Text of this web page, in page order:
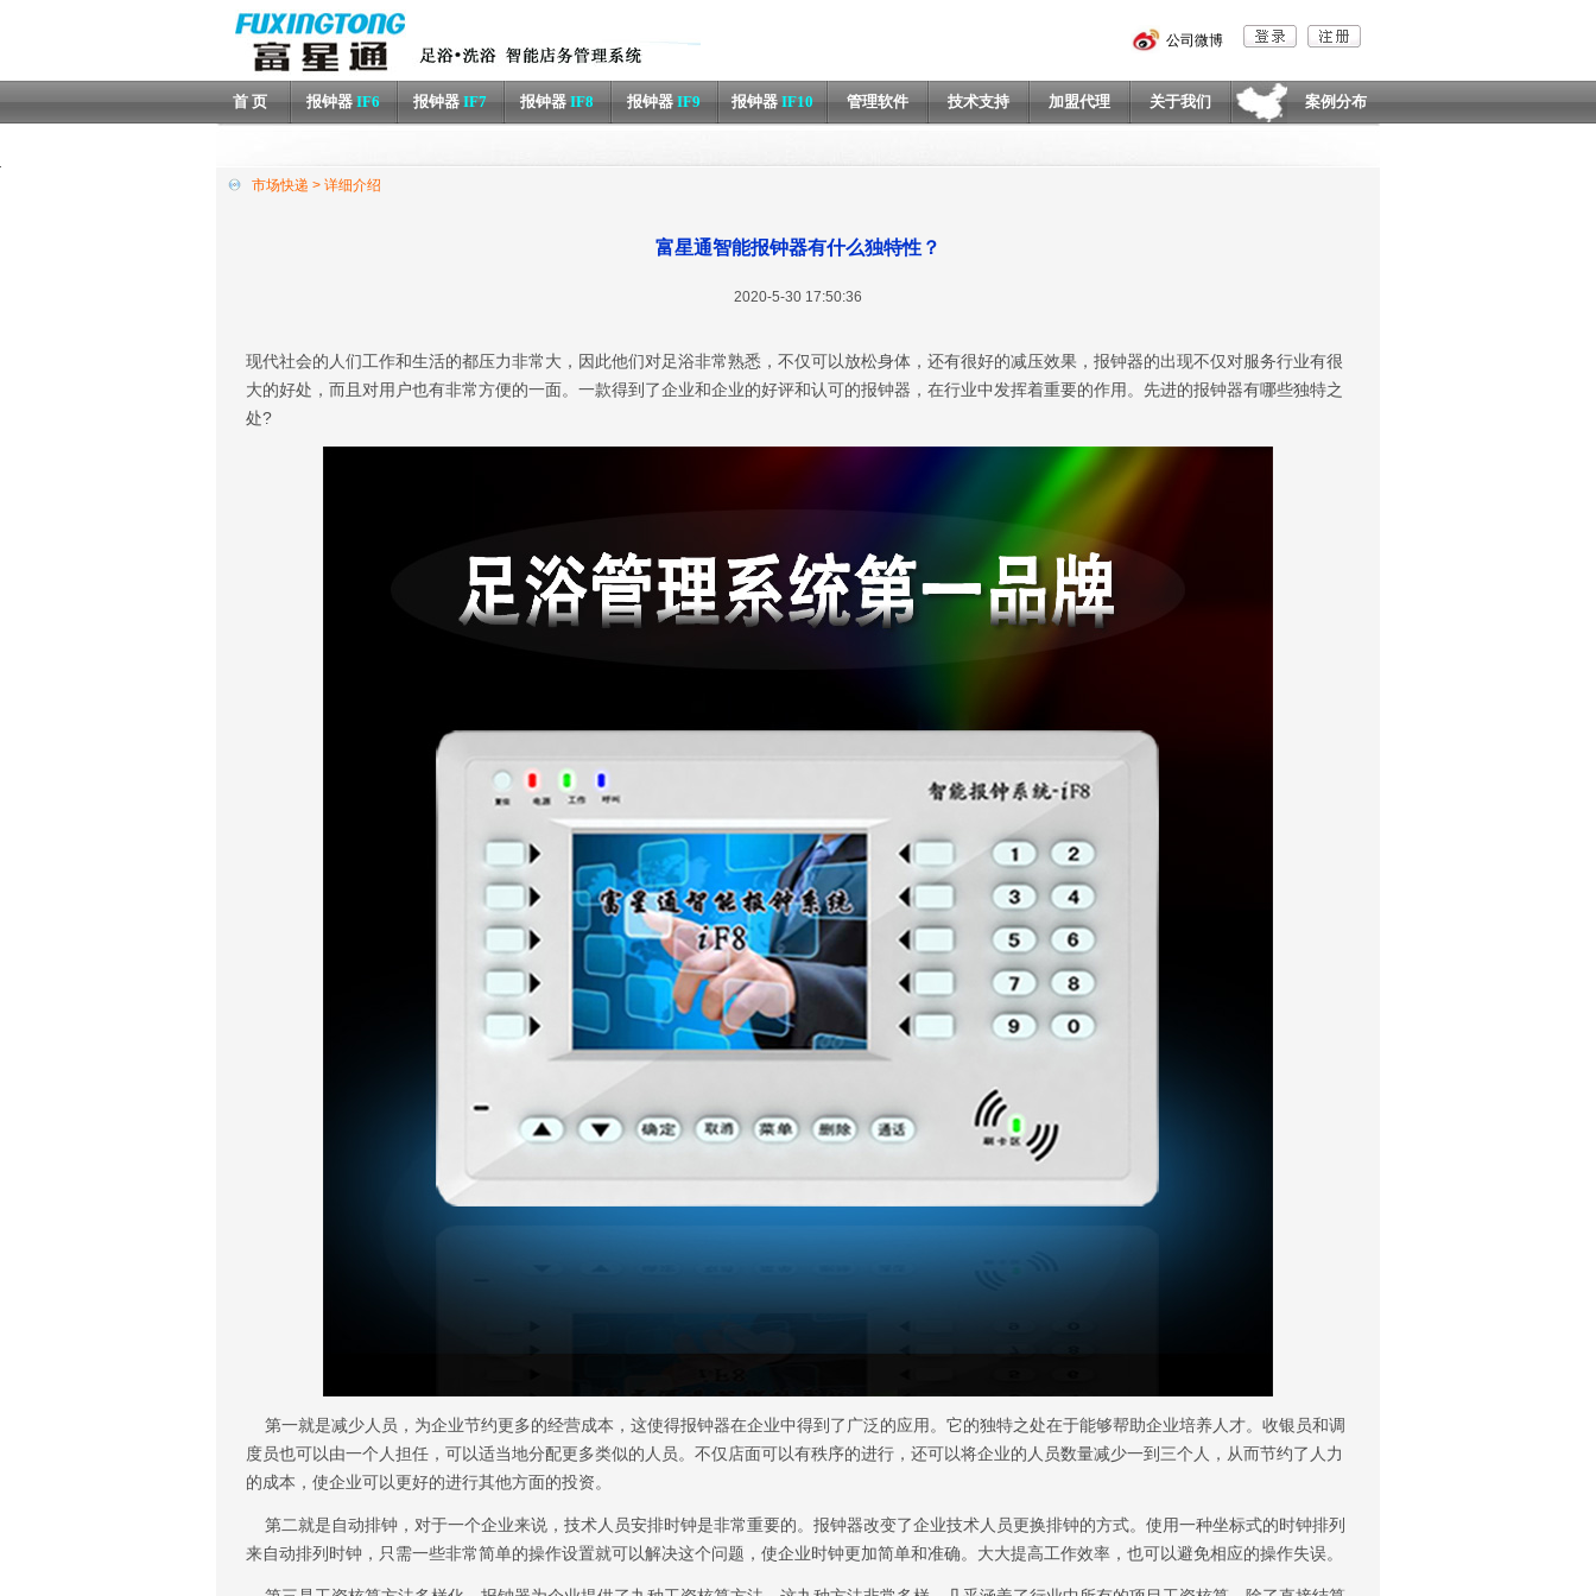
公司微博
首 页 报钟器IF6 报钟器IF7 报钟器IF8 报钟器IF9 报钟器IF10 管理软件 技术支持 加盟代理 关于我们 案例分布
市场快递 > 详细介绍
富星通智能报钟器有什么独特性？
2020-5-30 17:50:36
现代社会的人们工作和生活的都压力非常大，因此他们对足浴非常熟悉，不仅可以放松身体，还有很好的减压效果，报钟器的出现不仅对服务行业有很
大的好处，而且对用户也有非常方便的一面。一款得到了企业和企业的好评和认可的报钟器，在行业中发挥着重要的作用。先进的报钟器有哪些独特之
处?
第一就是减少人员，为企业节约更多的经营成本，这使得报钟器在企业中得到了广泛的应用。它的独特之处在于能够帮助企业培养人才。收银员和调
度员也可以由一个人担任，可以适当地分配更多类似的人员。不仅店面可以有秩序的进行，还可以将企业的人员数量减少一到三个人，从而节约了人力
的成本，使企业可以更好的进行其他方面的投资。
第二就是自动排钟，对于一个企业来说，技术人员安排时钟是非常重要的。报钟器改变了企业技术人员更换排钟的方式。使用一种坐标式的时钟排列
来自动排列时钟，只需一些非常简单的操作设置就可以解决这个问题，使企业时钟更加简单和准确。大大提高工作效率，也可以避免相应的操作失误。